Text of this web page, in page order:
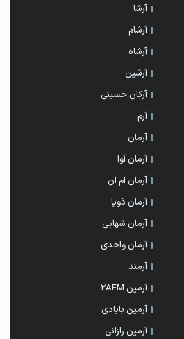
آرشا
آرشام
آرشاه
آرشین
آرکان حسینی
آرم
آرمان
آرمان آوا
آرمان ام ان
آرمان ذویا
آرمان شهابی
آرمان واحدی
آرمند
آرمین 2AFM
آرمین بابادی
آرمین رازانی